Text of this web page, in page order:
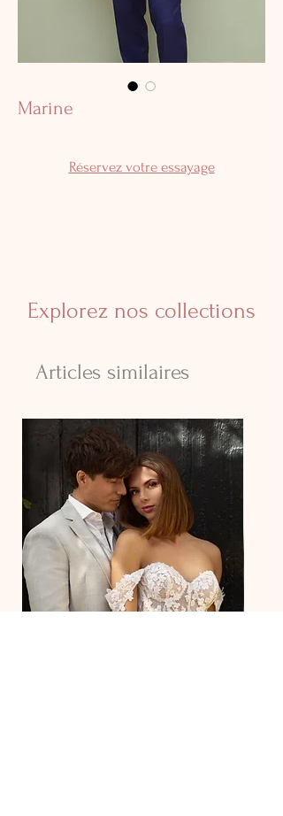
Marine
Réservez votre essayage
Explorez nos collections
Articles similaires